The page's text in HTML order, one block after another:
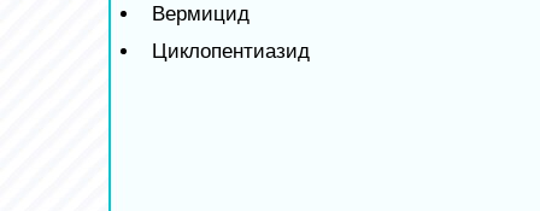
Вермицид
Циклопентиазид